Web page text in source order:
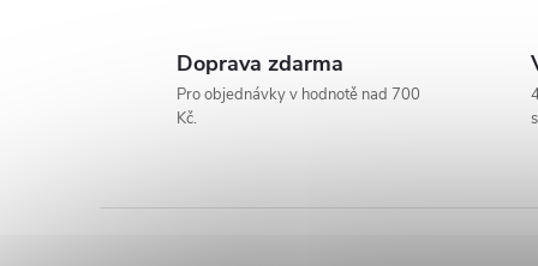
ý
Doprava zdarma
Pro objednávky v hodnotě nad 700
Kč.